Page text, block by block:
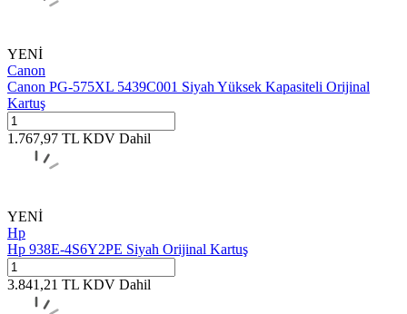
YENİ
Canon
Canon PG-575XL 5439C001 Siyah Yüksek Kapasiteli Orijinal
Kartuş
1.767,97 TL KDV Dahil
YENİ
Hp
Hp 938E-4S6Y2PE Siyah Orijinal Kartuş
3.841,21 TL KDV Dahil